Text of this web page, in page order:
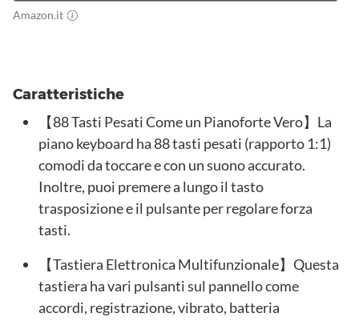
Amazon.it
Caratteristiche
【88 Tasti Pesati Come un Pianoforte Vero】La
piano keyboard ha 88 tasti pesati (rapporto 1:1)
comodi da toccare e con un suono accurato.
Inoltre, puoi premere a lungo il tasto
trasposizione e il pulsante per regolare forza
tasti.
【Tastiera Elettronica Multifunzionale】Questa
tastiera ha vari pulsanti sul pannello come
accordi, registrazione, vibrato, batteria